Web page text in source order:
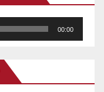
00:00